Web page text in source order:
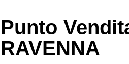
Punto
RAVENNA